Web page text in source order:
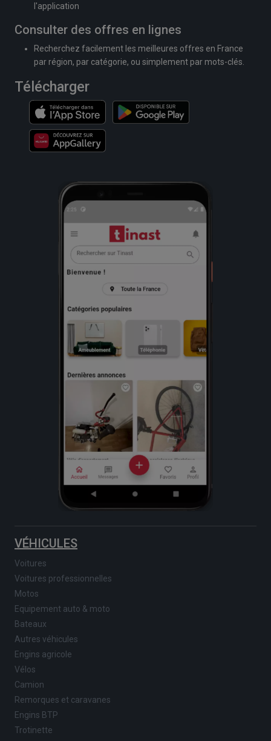
l'application
Consulter des offres en lignes
Recherchez facilement les meilleures offres en France
par région, par catégorie, ou simplement par mots-clés.
Télécharger
VÉHICULES
Voitures
Voitures professionnelles
Motos
Equipement auto & moto
Bateaux
Autres véhicules
Engins agricole
Vélos
Camion
Remorques et caravanes
Engins BTP
Trotinette